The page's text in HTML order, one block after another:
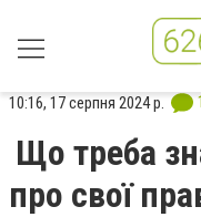
10:16, 17 серпня 2024 р. 1
Що треба
про свої